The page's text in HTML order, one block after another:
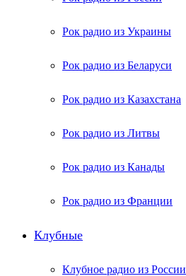
Рок радио из Украины
Рок радио из Беларуси
Рок радио из Казахстана
Рок радио из Литвы
Рок радио из Канады
Рок радио из Франции
Клубные
Клубное радио из России